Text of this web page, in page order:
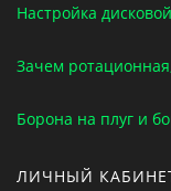
Настройка
Зачем
Борона на плуг и
ЛИЧНЫЙ